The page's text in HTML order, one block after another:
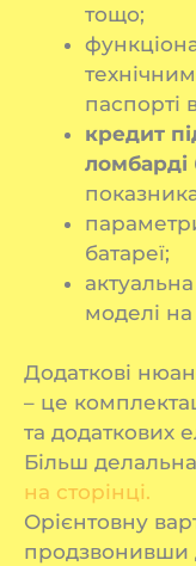
тощо;
паспорті
кредит
ломбарді
батареї;
моделі
Додаткові
– це
та додаткових
Більш
на сторінці.
Орієнтовну
продзвонивши